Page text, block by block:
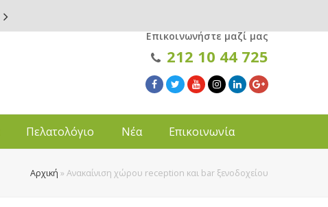
Επικοινωνήστε μαζί μας
212 10 44 725
Πελατολόγιο Νέα Επικοινωνία
Αρχική » Ανακαίνιση χώρου reception και bar ξενοδοχείου